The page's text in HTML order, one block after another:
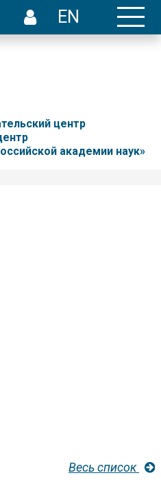
EN
центр
академии наук»
Весь список